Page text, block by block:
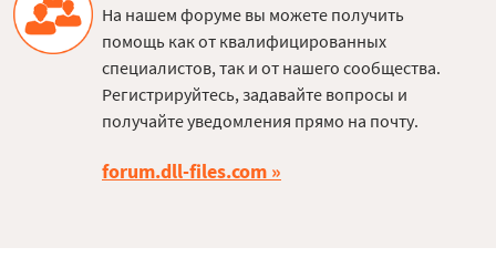
На нашем форуме вы можете получить
помощь как от квалифицированных
специалистов, так и от нашего сообщества.
Регистрируйтесь, задавайте вопросы и
получайте уведомления прямо на почту.
forum.dll-files.com